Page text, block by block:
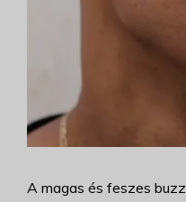
A magas és feszes